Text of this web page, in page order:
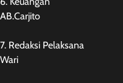
AB.Carjito
7. Redaksi Pelaksana
Wari